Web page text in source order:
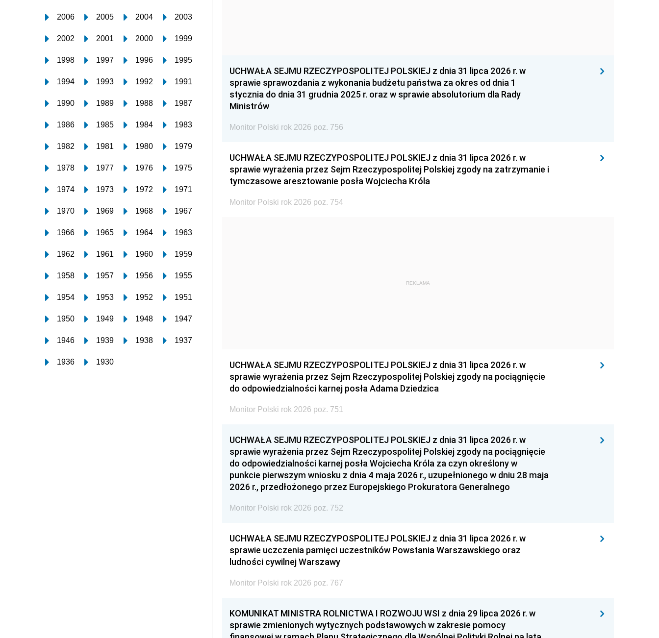
2006 2005 2004 2003
2002 2001 2000 1999
1998 1997 1996 1995
1994 1993 1992 1991
1990 1989 1988 1987
1986 1985 1984 1983
1982 1981 1980 1979
1978 1977 1976 1975
1974 1973 1972 1971
1970 1969 1968 1967
1966 1965 1964 1963
1962 1961 1960 1959
1958 1957 1956 1955
1954 1953 1952 1951
1950 1949 1948 1947
1946 1939 1938 1937
1936 1930
UCHWAŁA SEJMU RZECZYPOSPOLITEJ POLSKIEJ z dnia 31 lipca 2026 r. w
sprawie sprawozdania z wykonania budżetu państwa za okres od dnia 1
stycznia do dnia 31 grudnia 2025 r. oraz w sprawie absolutorium dla Rady
Ministrów
Monitor Polski rok 2026 poz. 756
UCHWAŁA SEJMU RZECZYPOSPOLITEJ POLSKIEJ z dnia 31 lipca 2026 r. w
sprawie wyrażenia przez Sejm Rzeczypospolitej Polskiej zgody na zatrzymanie i
tymczasowe aresztowanie posła Wojciecha Króla
Monitor Polski rok 2026 poz. 754
REKLAMA
UCHWAŁA SEJMU RZECZYPOSPOLITEJ POLSKIEJ z dnia 31 lipca 2026 r. w
sprawie wyrażenia przez Sejm Rzeczypospolitej Polskiej zgody na pociągnięcie
do odpowiedzialności karnej posła Adama Dziedzica
Monitor Polski rok 2026 poz. 751
UCHWAŁA SEJMU RZECZYPOSPOLITEJ POLSKIEJ z dnia 31 lipca 2026 r. w
sprawie wyrażenia przez Sejm Rzeczypospolitej Polskiej zgody na pociągnięcie
do odpowiedzialności karnej posła Wojciecha Króla za czyn określony w
punkcie pierwszym wniosku z dnia 4 maja 2026 r., uzupełnionego w dniu 28 maja
2026 r., przedłożonego przez Europejskiego Prokuratora Generalnego
Monitor Polski rok 2026 poz. 752
UCHWAŁA SEJMU RZECZYPOSPOLITEJ POLSKIEJ z dnia 31 lipca 2026 r. w
sprawie uczczenia pamięci uczestników Powstania Warszawskiego oraz
ludności cywilnej Warszawy
Monitor Polski rok 2026 poz. 767
KOMUNIKAT MINISTRA ROLNICTWA I ROZWOJU WSI z dnia 29 lipca 2026 r. w
sprawie zmienionych wytycznych podstawowych w zakresie pomocy